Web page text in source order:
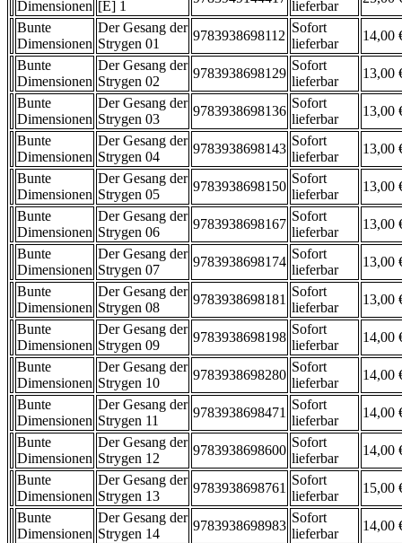
Dimensionen [E] 1 lieferbar
Bunte
Dimensionen
Der Gesang der
Strygen 01
9783938698112
Sofort
lieferbar
14,00
Bunte
Dimensionen
Der Gesang der
Strygen 02
9783938698129
Sofort
lieferbar
13,00
Bunte
Dimensionen
Der Gesang der
Strygen 03
9783938698136
Sofort
lieferbar
13,00
Bunte
Dimensionen
Der Gesang der
Strygen 04
9783938698143
Sofort
lieferbar
13,00
Bunte
Dimensionen
Der Gesang der
Strygen 05
9783938698150
Sofort
lieferbar
13,00
Bunte
Dimensionen
Der Gesang der
Strygen 06
9783938698167
Sofort
lieferbar
13,00
Bunte
Dimensionen
Der Gesang der
Strygen 07
9783938698174
Sofort
lieferbar
13,00
Bunte
Dimensionen
Der Gesang der
Strygen 08
9783938698181
Sofort
lieferbar
13,00
Bunte
Dimensionen
Der Gesang der
Strygen 09
9783938698198
Sofort
lieferbar
14,00
Bunte
Dimensionen
Der Gesang der
Strygen 10
9783938698280
Sofort
lieferbar
14,00
Bunte
Dimensionen
Der Gesang der
Strygen 11
9783938698471
Sofort
lieferbar
14,00
Bunte
Dimensionen
Der Gesang der
Strygen 12
9783938698600
Sofort
lieferbar
14,00
Bunte
Dimensionen
Der Gesang der
Strygen 13
9783938698761
Sofort
lieferbar
15,00
Bunte
Dimensionen
Der Gesang der
Strygen 14
9783938698983
Sofort
lieferbar
14,00